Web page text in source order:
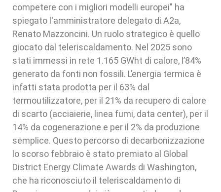
competere con i migliori modelli europei" ha
spiegato l'amministratore delegato di A2a,
Renato Mazzoncini. Un ruolo strategico è quello
giocato dal teleriscaldamento. Nel 2025 sono
stati immessi in rete 1.165 GWht di calore, l’84%
generato da fonti non fossili. L’energia termica è
infatti stata prodotta per il 63% dal
termoutilizzatore, per il 21% da recupero di calore
di scarto (acciaierie, linea fumi, data center), per il
14% da cogenerazione e per il 2% da produzione
semplice. Questo percorso di decarbonizzazione
lo scorso febbraio è stato premiato al Global
District Energy Climate Awards di Washington,
che ha riconosciuto il teleriscaldamento di